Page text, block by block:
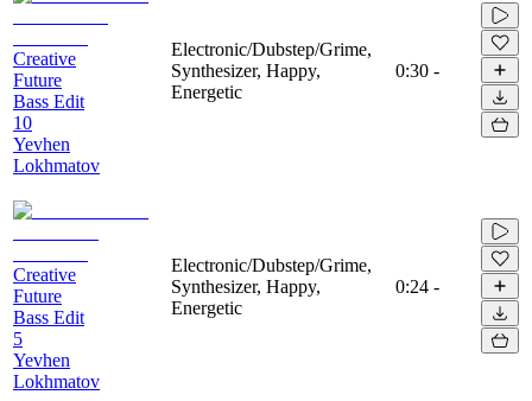
Creative
Future
Bass Edit
10
Yevhen
Lokhmatov
Electronic/Dubstep/Grime,
Synthesizer, Happy,
Energetic
0:30 -
Creative
Future
Bass Edit
5
Yevhen
Lokhmatov
Electronic/Dubstep/Grime,
Synthesizer, Happy,
Energetic
0:24 -